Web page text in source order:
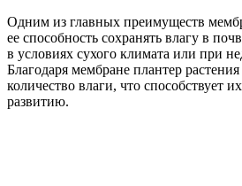
Одним из главных преимуществ
ее способность сохранять влагу в
в условиях сухого климата или при
Благодаря мембране плантер
количество влаги, что способствует
развитию.